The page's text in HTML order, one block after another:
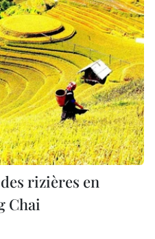
rizières en
Chai